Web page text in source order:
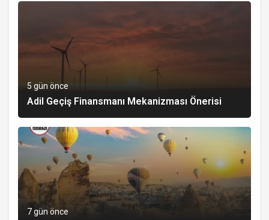
5 gün önce
Adil Geçiş Finansmanı Mekanizması Önerisi
7 gün önce